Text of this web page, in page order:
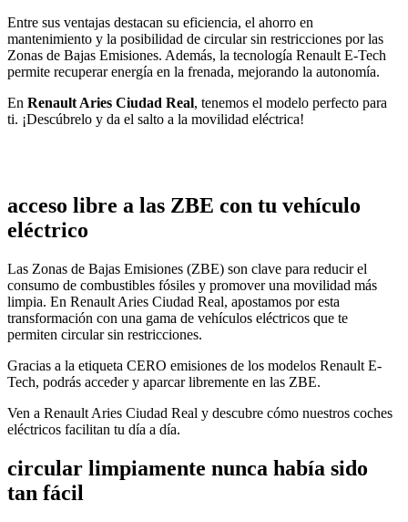
Entre sus ventajas destacan su eficiencia, el ahorro en
mantenimiento y la posibilidad de circular sin restricciones por las
Zonas de Bajas Emisiones. Además, la tecnología Renault E-Tech
permite recuperar energía en la frenada, mejorando la autonomía.
En Renault Aries Ciudad Real, tenemos el modelo perfecto para
ti. ¡Descúbrelo y da el salto a la movilidad eléctrica!
acceso libre a las ZBE con tu vehículo
eléctrico
Las Zonas de Bajas Emisiones (ZBE) son clave para reducir el
consumo de combustibles fósiles y promover una movilidad más
limpia. En Renault Aries Ciudad Real, apostamos por esta
transformación con una gama de vehículos eléctricos que te
permiten circular sin restricciones.
Gracias a la etiqueta CERO emisiones de los modelos Renault E-
Tech, podrás acceder y aparcar libremente en las ZBE.
Ven a Renault Aries Ciudad Real y descubre cómo nuestros coches
eléctricos facilitan tu día a día.
circular limpiamente nunca había sido
tan fácil